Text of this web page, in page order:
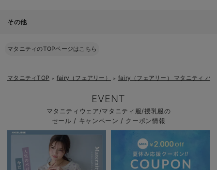
その他
マタニティのTOPページはこちら
マタニティTOP ＞ fairy（フェアリー） ＞ fairy（フェアリー） マタニティ パ
EVENT
マタニティウェア/マタニティ服/授乳服の
セール / キャンペーン / クーポン情報